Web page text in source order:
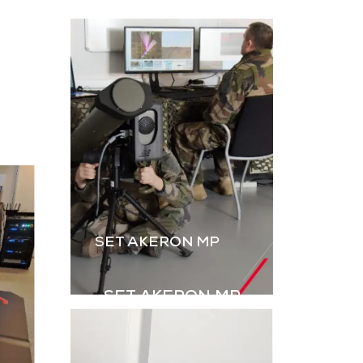
la
simulation est
essentielle. Le B2M-GR
de GDI Simulation,
enrichi par l’intégration
des grenades,
renforce le réalisme
des exercices Live.
Télécharger la
plaquette
SET AKERON MP
SET AKERON MP
pour l’entraînement